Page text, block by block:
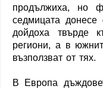
продължиха, но
седмицата
дойдоха твърде
региони, а в
възползват от тях.
В Европа